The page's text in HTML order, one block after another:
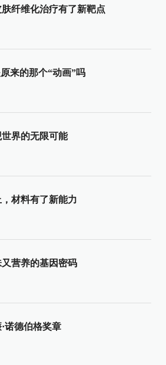
纤维化治疗有了新靶点
来的那个“动画”吗
界的无限可能
材料有了新能力
营养的基因密码
诺德伯格奖章